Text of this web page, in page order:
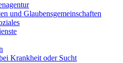
und Glaubensgemeinschaften
Krankheit oder Sucht